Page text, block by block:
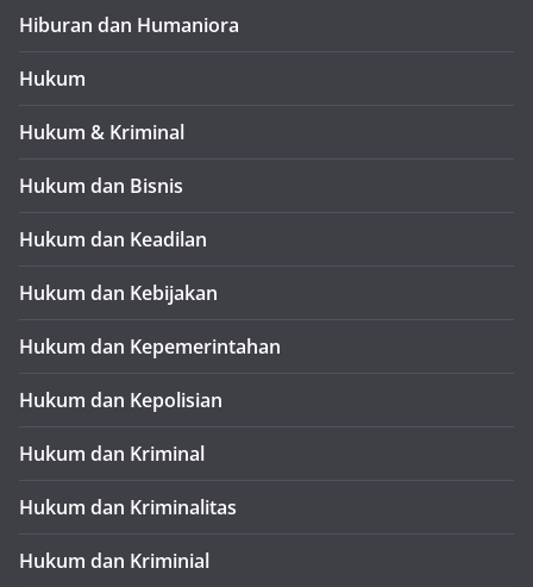
Hiburan dan Humaniora
Hukum
Hukum & Kriminal
Hukum dan Bisnis
Hukum dan Keadilan
Hukum dan Kebijakan
Hukum dan Kepemerintahan
Hukum dan Kepolisian
Hukum dan Kriminal
Hukum dan Kriminalitas
Hukum dan Kriminial